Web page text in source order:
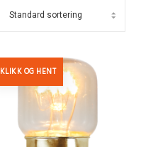
KLIKK OG HENT